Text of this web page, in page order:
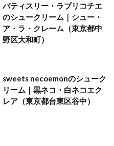
パティスリー・ラブリコチエ
のシュークリーム｜シュー・
ア・ラ・クレーム（東京都中
野区大和町）
sweets necoemonのシューク
リーム｜黒ネコ・白ネコエク
レア（東京都台東区谷中）